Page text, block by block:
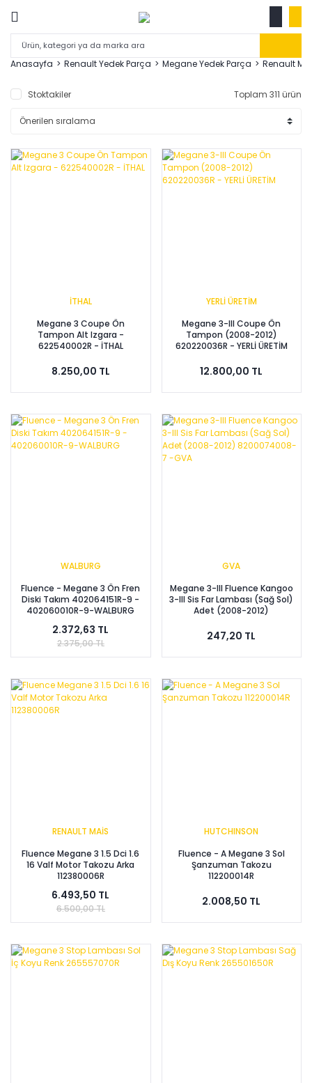
Anasayfa Renault Yedek Parça Megane Yedek Parça Renault
Stoktakiler Toplam 311 ürün
İTHAL
Megane 3 Coupe Ön
Tampon Alt Izgara -
622540002R - İTHAL
8.250,00 TL
YERLİ ÜRETİM
Megane 3-III Coupe Ön
Tampon (2008-2012)
620220036R - YERLİ ÜRETİM
12.800,00 TL
WALBURG
Fluence - Megane 3 Ön Fren
Diski Takım 402064151R-9 -
402060010R-9-WALBURG
2.372,63 TL
2.375,00 TL
GVA
Megane 3-III Fluence Kangoo
3-III Sis Far Lambası (Sağ Sol)
Adet (2008-2012)
247,20 TL
RENAULT MAİS
Fluence Megane 3 1.5 Dci 1.6
16 Valf Motor Takozu Arka
112380006R
6.493,50 TL
6.500,00 TL
HUTCHINSON
Fluence - A Megane 3 Sol
Şanzuman Takozu
112200014R
2.008,50 TL